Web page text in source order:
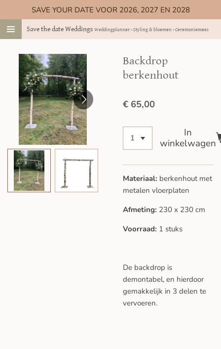
direct
naar
hoofdinhoud
Save the date Weddings Weddingplanner - Styling & bloemen - Ceremoniemeester
SAVE YOUR DATE VOOR 2026, 2027 EN 2028
Backdrop
berkenhout
€ 65,00
In
winkelwagen
Materiaal: berkenhout met
metalen vloerplaten
Afmeting: 230 x 230 cm
Voorraad: 1 stuks
De backdrop is
demontabel, en hierdoor
gemakkelijk in 3 delen te
vervoeren.